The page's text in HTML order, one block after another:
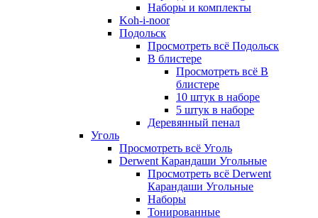
Наборы и комплекты
Koh-i-noor
Подольск
Просмотреть всё Подольск
В блистере
Просмотреть всё В
блистере
10 штук в наборе
5 штук в наборе
Деревянный пенал
Уголь
Просмотреть всё Уголь
Derwent Карандаши Угольные
Просмотреть всё Derwent
Карандаши Угольные
Наборы
Тонированные